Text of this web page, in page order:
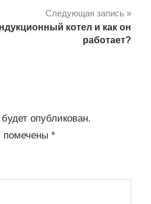
Следующая запись
котел и как он
работает?
опубликован.
помечены *